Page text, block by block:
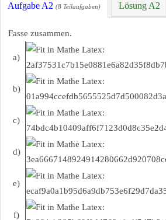
Aufgabe A2 (8 Teilaufgaben) Lösung A2
Fasse zusammen.
a)
b)
c)
d)
e)
f)